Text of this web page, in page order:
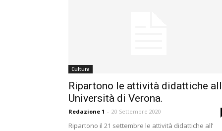
Cultura
Ripartono le attività didattiche
Università di Verona.
Redazione 1 - 20 Settembre 2020
Ripartono il 21 settembre le attività didattiche all’